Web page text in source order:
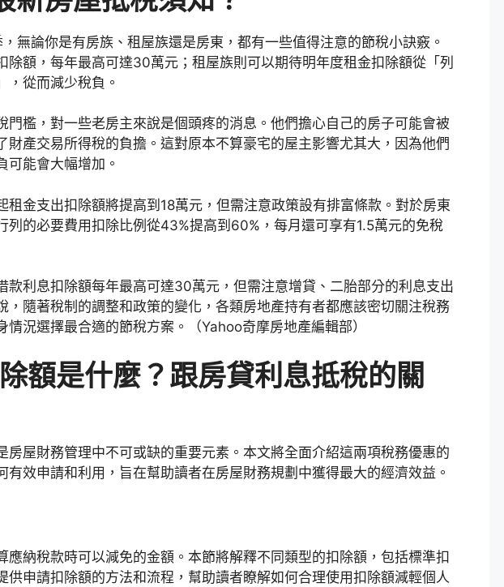
無論你是有房族、租屋族還是房東，都有一些值得注意的節稅小訣竅。
除額，每年最高可達30萬元；租屋族則可以期待明年度租金扣除額從「列
，從而減少稅負。
門檻，對一些老房主來說是個頭疼的消息。他們擔心自己的房子可能會被
財產交易所得稅的負擔。這對原本不算豪宅的屋主影響尤其大，因為他們
可能會大幅增加。
租金支出扣除額將提高到18萬元，但需注意政策設有排富條款。對於房東
列的必要費用扣除比例從43%提高到60%，每月還可享有1.5萬元的免稅
款利息扣除額每年最高可達30萬元，但需注意增貸、二胎部分的利息支出
，隨著稅制的調整和政策的變化，各類房地產持有者都應該密切關注稅務
情況選擇最合適的節稅方案。（Yahoo奇摩房地產編輯部）
額是什麼？跟房貸利息抵稅的關
房屋財務管理中不可或缺的重要元素。本文將全面介紹這兩項稅務優惠的
有效申請和利用，旨在幫助讀者在房屋財務規劃中獲得最大的經濟效益。
應納稅款時可以減免的金額。本節將解釋不同類型的扣除額，包括標準扣
供申請扣除額的方法和流程，幫助讀者瞭解如何合理使用扣除額減輕個人